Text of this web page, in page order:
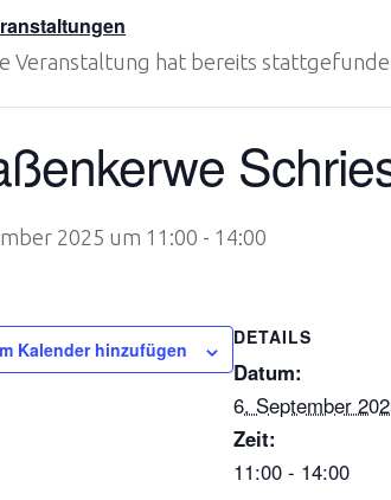
Veranstaltung hat bereits
2025 um 11:00 - 14:00
Kalender hinzufügen
DETAILS
Datum:
6. September
Zeit:
11:00 - 14:00